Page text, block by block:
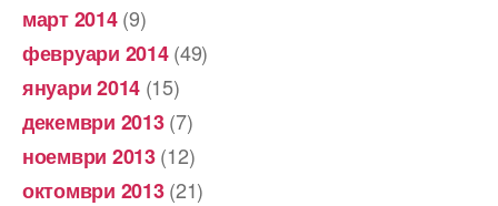
март 2014(9)
февруари 2014(49)
януари 2014 (15)
декември 2013(7)
ноември 2013(12)
октомври 2013(21)